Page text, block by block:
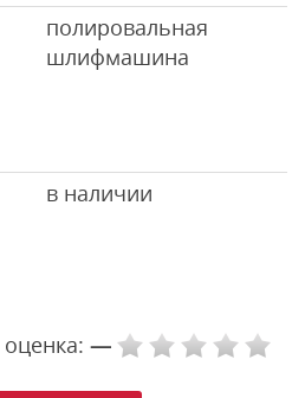
полировальная
шлифмашина
в наличии
—